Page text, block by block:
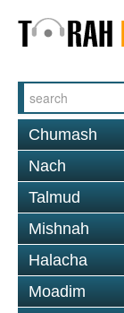
Chumash
Nach
Talmud
Mishnah
Halacha
Moadim